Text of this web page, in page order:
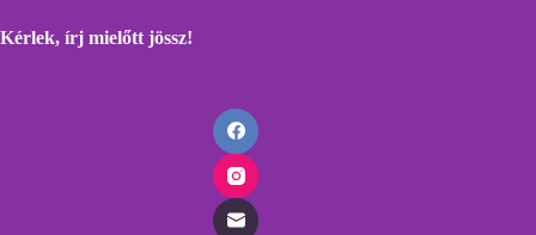
Kérlek, írj mielőtt jössz!